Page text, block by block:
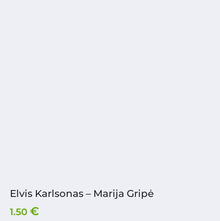
Elvis Karlsonas – Marija Gripė
1.50 €